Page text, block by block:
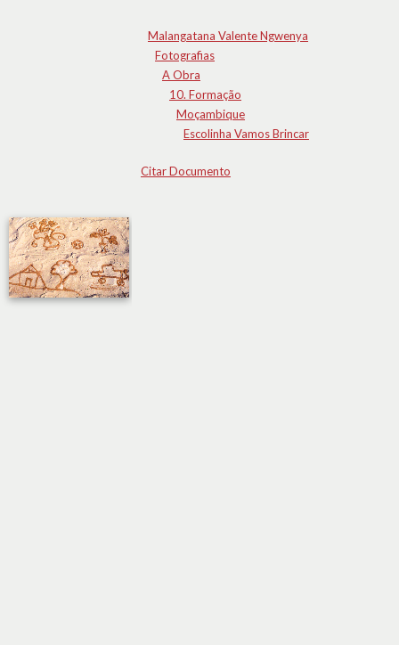
Malangatana Valente Ngwenya
Fotografias
A Obra
10. Formação
Moçambique
Escolinha Vamos Brincar
Citar Documento